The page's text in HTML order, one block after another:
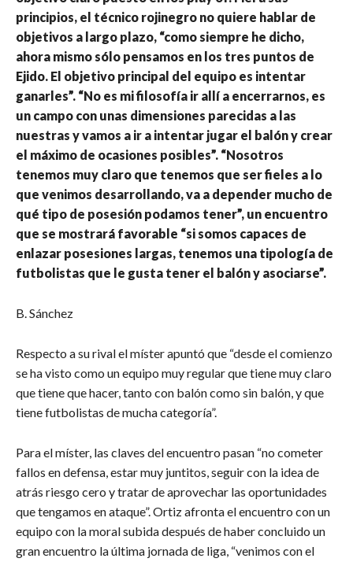
principios, el técnico rojinegro no quiere hablar de
objetivos a largo plazo, “como siempre he dicho,
ahora mismo sólo pensamos en los tres puntos de
Ejido. El objetivo principal del equipo es intentar
ganarles”. “No es mi filosofía ir allí a encerrarnos, es
un campo con unas dimensiones parecidas a las
nuestras y vamos a ir a intentar jugar el balón y crear
el máximo de ocasiones posibles”. “Nosotros
tenemos muy claro que tenemos que ser fieles a lo
que venimos desarrollando, va a depender mucho de
qué tipo de posesión podamos tener”, un encuentro
que se mostrará favorable “si somos capaces de
enlazar posesiones largas, tenemos una tipología de
futbolistas que le gusta tener el balón y asociarse”.
B. Sánchez
Respecto a su rival el míster apuntó que “desde el comienzo
se ha visto como un equipo muy regular que tiene muy claro
que tiene que hacer, tanto con balón como sin balón, y que
tiene futbolistas de mucha categoría”.
Para el míster, las claves del encuentro pasan “no cometer
fallos en defensa, estar muy juntitos, seguir con la idea de
atrás riesgo cero y tratar de aprovechar las oportunidades
que tengamos en ataque”. Ortiz afronta el encuentro con un
equipo con la moral subida después de haber concluido un
gran encuentro la última jornada de liga, “venimos con el